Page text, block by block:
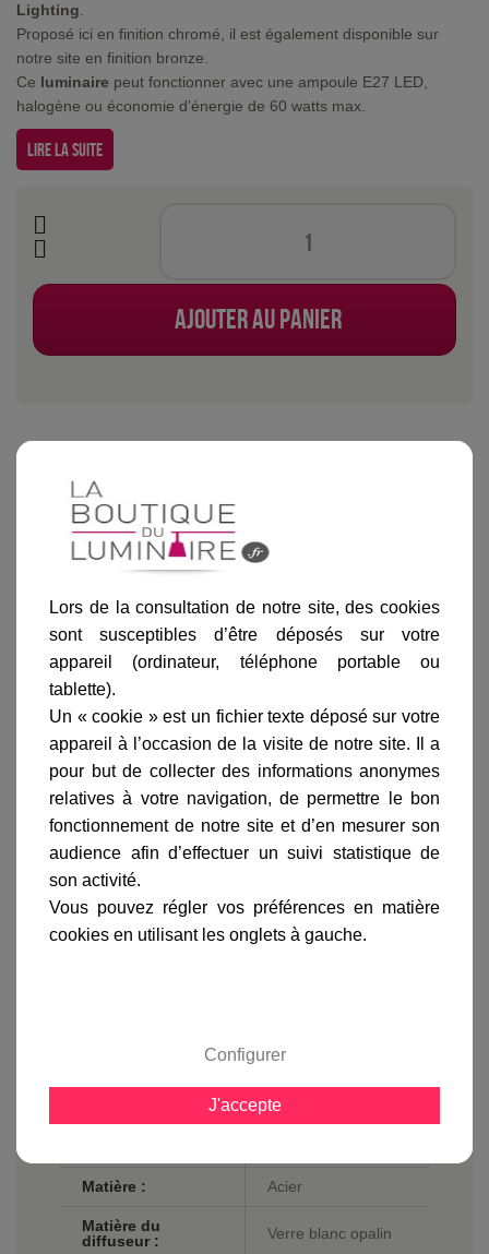
Lighting.
Proposé ici en finition chromé, il est également disponible sur
notre site en finition bronze.
Ce luminaire peut fonctionner avec une ampoule E27 LED,
halogène ou économie d'énergie de 60 watts max.
Lire la suite
Ajouter au panier
marque
livraison
gamme complète
avis clients
En savoir plus sur :Plafonnier Mashiko 200 carré
chromé-Astro Lighting
La marque Britannique Astro Lighting est spécialisée
enluminaires de salle de bain .
La fiche technique de ce luminaire est disponible sur
simple demande par mail à l'adresse suivante :
contact@laboutiqueduluminaire.fr ou sur notre page
contact en suivant ce lien :
Service client
8,7
Matière : Acier
Matière du
diffuseur :
Verre blanc opalin
Lors de la consultation de notre site, des cookies
sont susceptibles d’être déposés sur votre
appareil (ordinateur, téléphone portable ou
tablette).
Un « cookie » est un fichier texte déposé sur votre
appareil à l’occasion de la visite de notre site. Il a
pour but de collecter des informations anonymes
relatives à votre navigation, de permettre le bon
fonctionnement de notre site et d’en mesurer son
audience afin d’effectuer un suivi statistique de
son activité.
Vous pouvez régler vos préférences en matière
cookies en utilisant les onglets à gauche.
Configurer
J'accepte